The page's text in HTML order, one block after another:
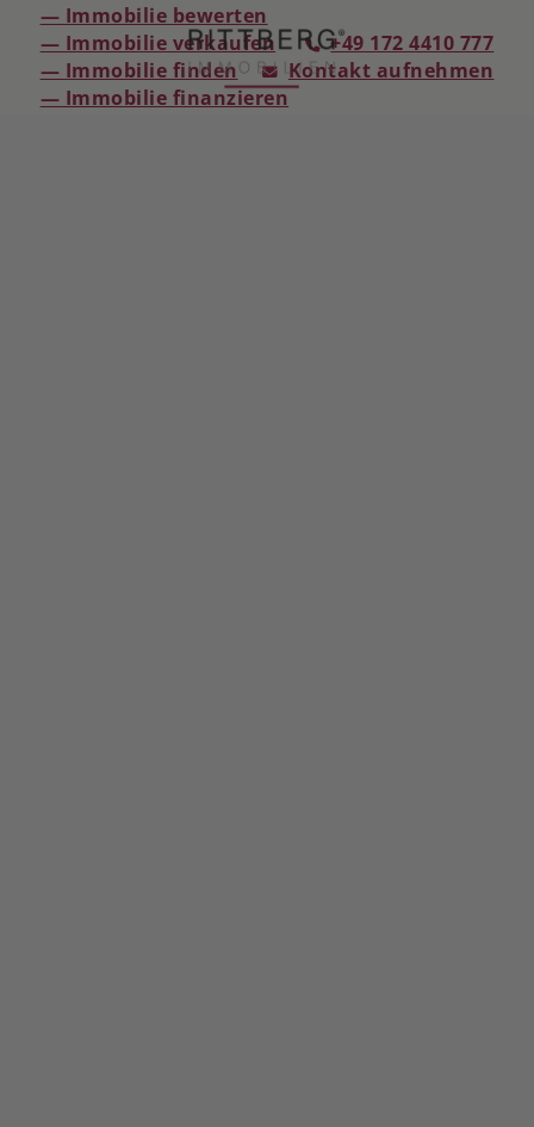
— Immobilie bewerten
— Immobilie verkaufen
— Immobilie finden
— Immobilie finanzieren
+49 172 4410 777
Kontakt aufnehmen